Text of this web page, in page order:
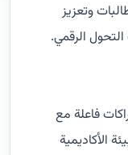
وتعزيز
الرقمي.
فاعلة مع
الأكاديمية